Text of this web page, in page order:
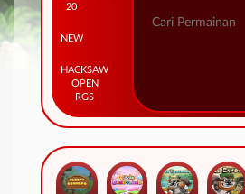
20
NEW
HACKSAW
OPEN
RGS